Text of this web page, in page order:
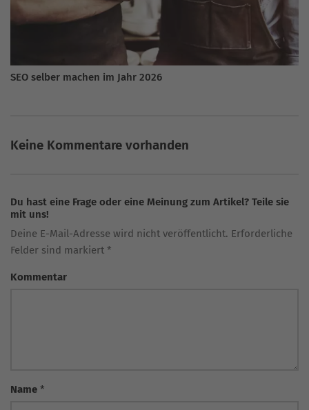
SEO selber machen im Jahr 2026
Keine Kommentare vorhanden
Du hast eine Frage oder eine Meinung zum Artikel? Teile sie
mit uns!
Deine E-Mail-Adresse wird nicht veröffentlicht. Erforderliche
Felder sind markiert *
Kommentar
Name *